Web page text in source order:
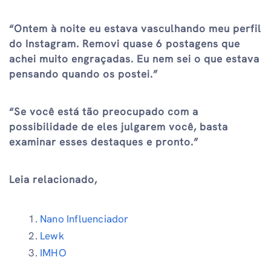
“Ontem à noite eu estava vasculhando meu perfil
do Instagram. Removi quase 6 postagens que
achei muito engraçadas. Eu nem sei o que estava
pensando quando os postei.”
“Se você está tão preocupado com a
possibilidade de eles julgarem você, basta
examinar esses destaques e pronto.”
Leia relacionado,
Nano Influenciador
Lewk
IMHO